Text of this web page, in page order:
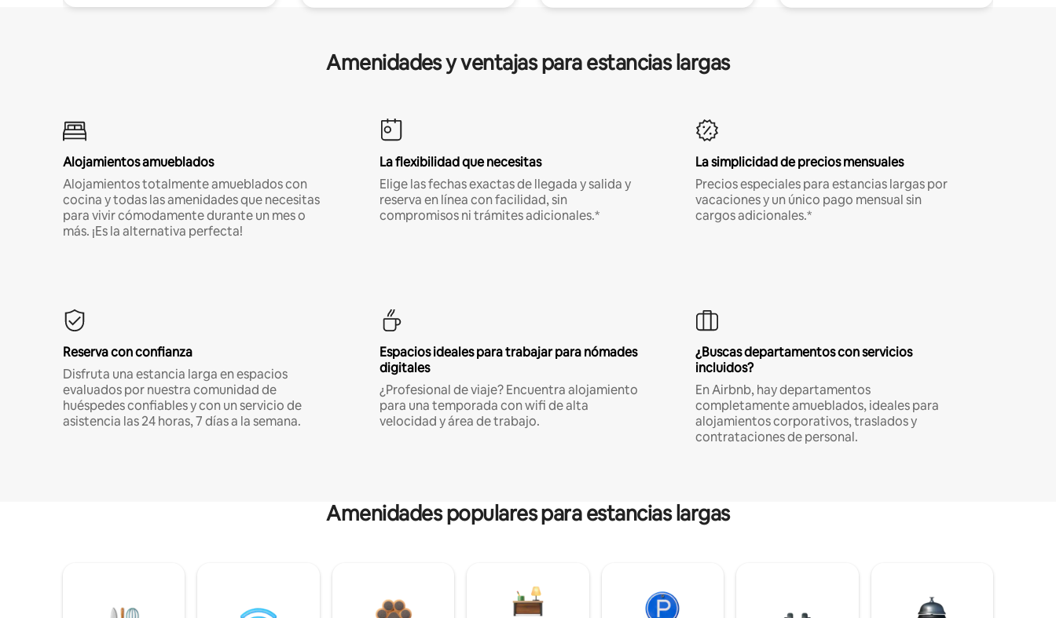
Amenidades y ventajas para estancias largas
Alojamientos amueblados
Alojamientos totalmente amueblados con
cocina y todas las amenidades que necesitas
para vivir cómodamente durante un mes o
más. ¡Es la alternativa perfecta!
La flexibilidad que necesitas
Elige las fechas exactas de llegada y salida y
reserva en línea con facilidad, sin
compromisos ni trámites adicionales.*
La simplicidad de precios mensuales
Precios especiales para estancias largas por
vacaciones y un único pago mensual sin
cargos adicionales.*
Reserva con confianza
Disfruta una estancia larga en espacios
evaluados por nuestra comunidad de
huéspedes confiables y con un servicio de
asistencia las 24 horas, 7 días a la semana.
Espacios ideales para trabajar para nómades
digitales
¿Profesional de viaje? Encuentra alojamiento
para una temporada con wifi de alta
velocidad y área de trabajo.
¿Buscas departamentos con servicios
incluidos?
En Airbnb, hay departamentos
completamente amueblados, ideales para
alojamientos corporativos, traslados y
contrataciones de personal.
Amenidades populares para estancias largas